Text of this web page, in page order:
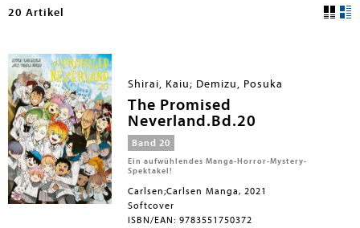
20 Artikel
Shirai, Kaiu; Demizu, Posuka
The Promised
Neverland.Bd.20
Band 20
Ein aufwühlendes Manga-Horror-Mystery-
Spektakel!
Carlsen;Carlsen Manga, 2021
Softcover
ISBN/EAN: 9783551750372